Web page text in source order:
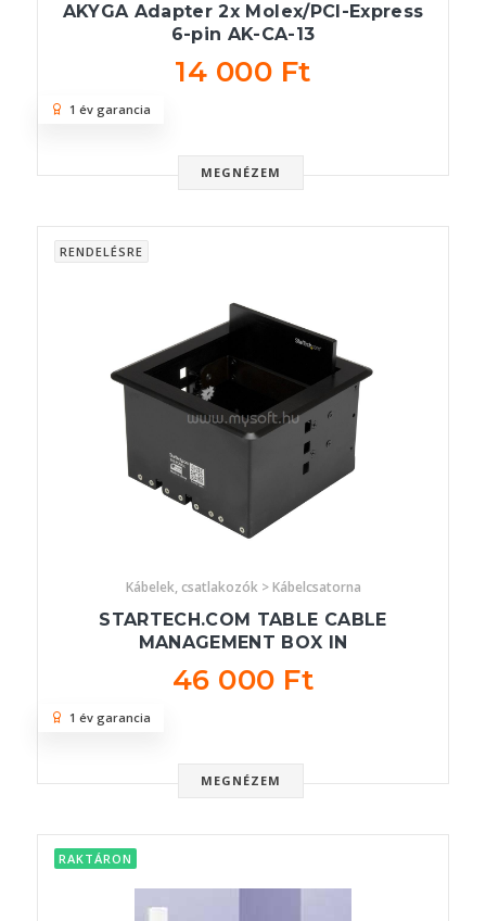
AKYGA Adapter 2x Molex/PCI-Express
6-pin AK-CA-13
14 000 Ft
MEGNÉZEM
1 év garancia
RENDELÉSRE
Kábelek, csatlakozók > Kábelcsatorna
STARTECH.COM TABLE CABLE
MANAGEMENT BOX IN
46 000 Ft
MEGNÉZEM
1 év garancia
RAKTÁRON